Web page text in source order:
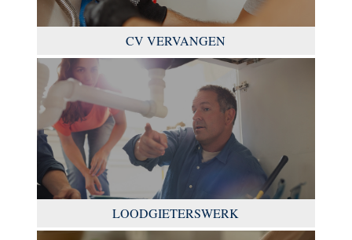
CV VERVANGEN
LOODGIETERSWERK